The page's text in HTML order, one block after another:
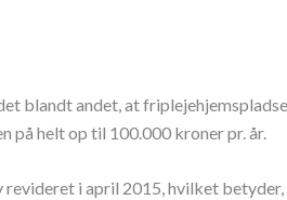
blandt andet, at
på helt op til 100.000 kroner pr. år.
i april 2015, hvilket betyder,